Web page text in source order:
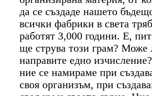
да се създаде нашето
всички фабрики в света
работят 3,000 години. Е,
ще струва този грам? Може
направите едно
ние се намираме при
своя организъм, при